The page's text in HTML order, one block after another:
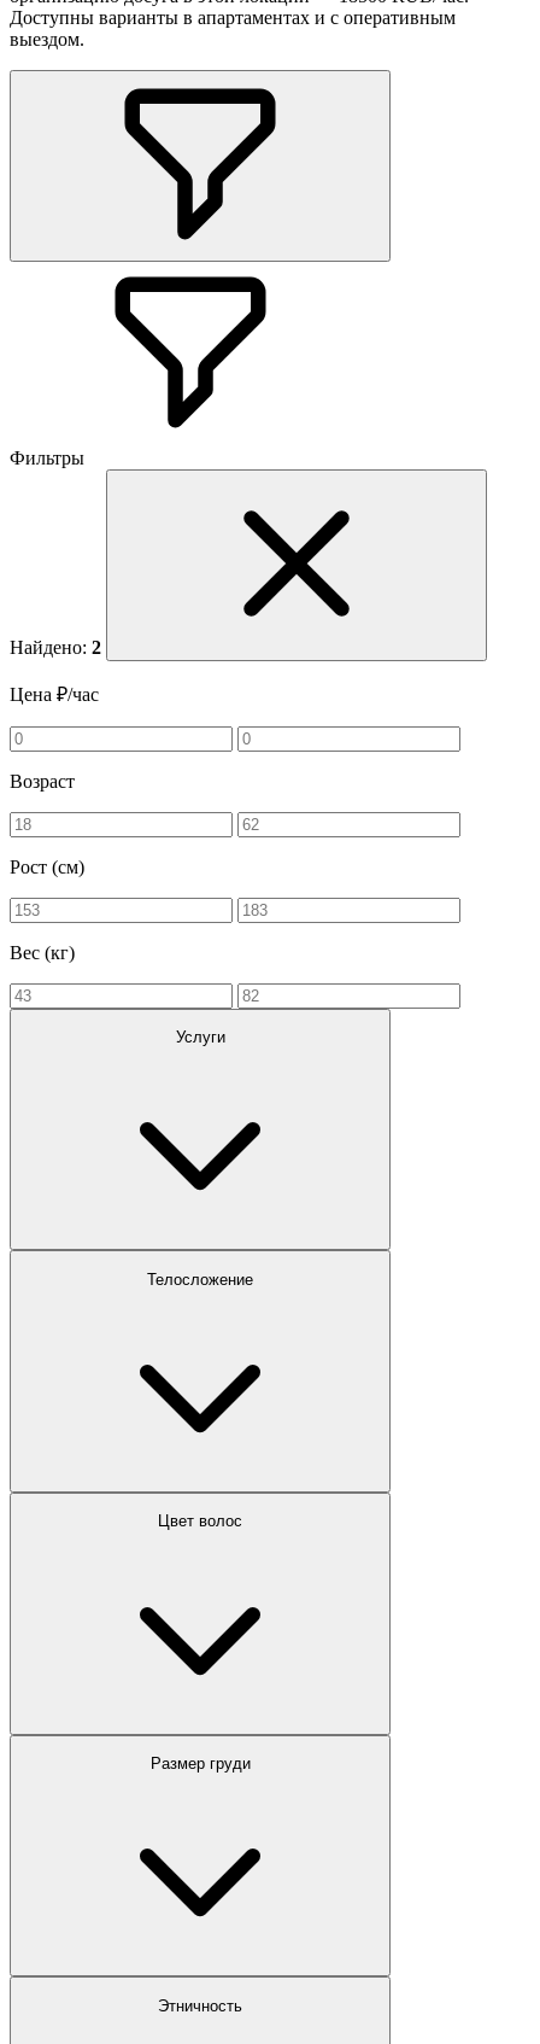
Доступны варианты в апартаментах и с оперативным
выездом.
Фильтры
Найдено: 2
Цена ₽/час
Возраст
Рост (см)
Вес (кг)
Услуги
Телосложение
Цвет волос
Размер груди
Этничность